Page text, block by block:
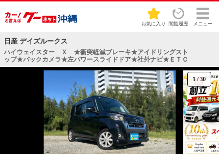
お気に入り 閲覧履歴 メニュー
日産 デイズルークス
ハイウェイスター Ｘ ★衝突軽減ブレーキ★アイドリングスト
ップ★バックカメラ★左パワースライドドア★社外ナビ★ＥＴＣ
1 /30